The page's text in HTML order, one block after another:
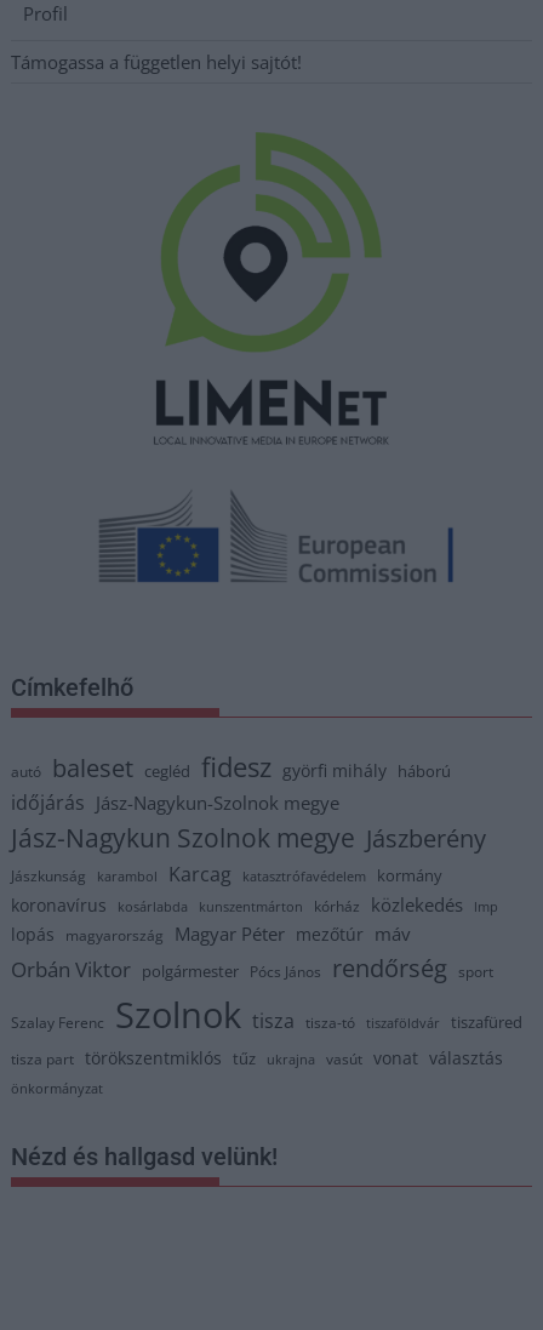
Profil
Támogassa a független helyi sajtót!
Címkefelhő
autó baleset cegléd fidesz györfi mihály háború
időjárás Jász-Nagykun-Szolnok megye
Jász-Nagykun Szolnok megye Jászberény
Jászkunság karambol Karcag katasztrófavédelem kormány
koronavírus kosárlabda kunszentmárton kórház közlekedés lmp
lopás magyarország Magyar Péter mezőtúr máv
Orbán Viktor polgármester Pócs János rendőrség sport
Szalay Ferenc Szolnok tisza tisza-tó tiszaföldvár tiszafüred
tisza part törökszentmiklós tűz ukrajna vasút vonat választás
önkormányzat
Nézd és hallgasd velünk!